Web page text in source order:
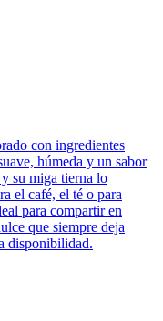
con ingredientes
húmeda y un sabor
su miga tierna lo
el café, el té o para
para compartir en
que siempre deja
disponibilidad.